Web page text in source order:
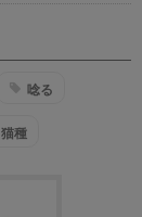
唸る
猫種